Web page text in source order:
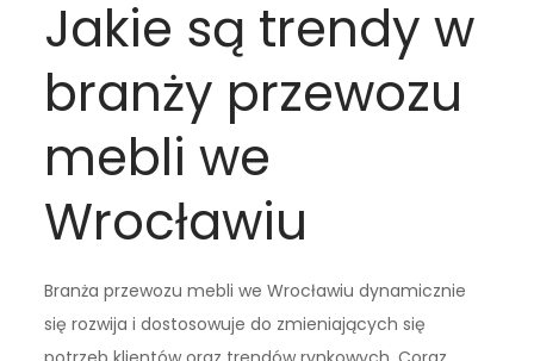
Jakie są trendy w
branży przewozu
mebli we
Wrocławiu
Branża przewozu mebli we Wrocławiu dynamicznie
się rozwija i dostosowuje do zmieniających się